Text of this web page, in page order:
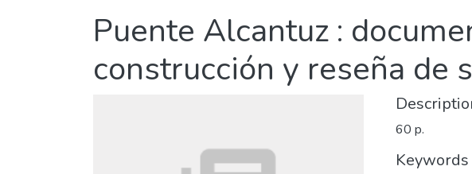
Puente Alcantuz :
construcción y reseña de
60 p.
Keywords